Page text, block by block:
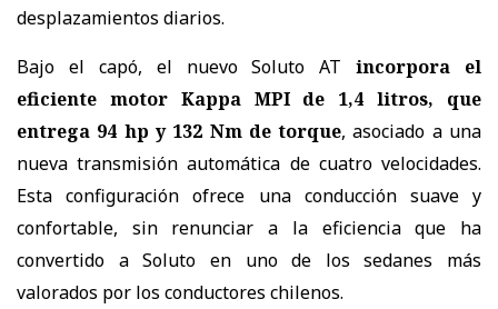
desplazamientos diarios.
Bajo el capó, el nuevo Soluto ATincorpora el
eficiente motor Kappa MPI de 1,4 litros, que
entrega 94 hp y 132 Nm de torque, asociado a una
nueva transmisión automática de cuatro velocidades.
Esta configuración ofrece una conducción suave y
confortable, sin renunciar a la eficiencia que ha
convertido a Soluto en uno de los sedanes más
valorados por los conductores chilenos.